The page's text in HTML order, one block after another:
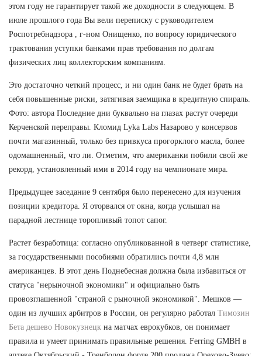
этом году не гарантирует такой же доходности в следующем. В
июле прошлого года Вы вели переписку с руководителем
Роспотребнадзора , г-ном Онищенко, по вопросу юридического
трактования уступки банками прав требования по долгам
физических лиц коллекторским компаниям.
Это достаточно четкий процесс, и ни один банк не будет брать на
себя повышенные риски, затягивая заемщика в кредитную спираль.
Фото: автора Последние дни буквально на глазах растут очереди
Керченской переправы. Кломид Lyka Labs Назарово у консервов
почти магазинный, только без привкуса прогорклого масла, более
одомашненный, что ли. Отметим, что американки побили свой же
рекорд, установленный ими в 2014 году на чемпионате мира.
Предыдущее заседание 9 сентября было перенесено для изучения
позиции кредитора. Я оторвался от окна, когда услышал на
парадной лестнице торопливый топот сапог.
Растет безработица: согласно опубликованной в четверг статистике,
за государственными пособиями обратились почти 4,8 млн
американцев. В этот день Поднебесная должна была избавиться от
статуса "нерыночной экономики" и официально быть
провозглашенной "страной с рыночной экономикой". Мешков —
один из лучших арбитров в России, он регулярно работал Tимозин
Бета дешево Новокузнецк на матчах еврокубков, он понимает
правила и умеет принимать правильные решения. Ferring GMBH в